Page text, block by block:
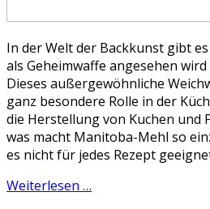
In der Welt der Backkunst gibt
als Geheimwaffe angesehen
Dieses außergewöhnliche
ganz besondere Rolle in der
die Herstellung von Kuchen und
was macht Manitoba-Mehl so
es nicht für jedes Rezept
Weiterlesen …